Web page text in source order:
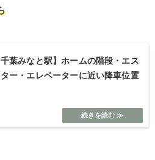
千葉みなと駅】ホームの階段・エス
ー・エレベーターに近い降車位置